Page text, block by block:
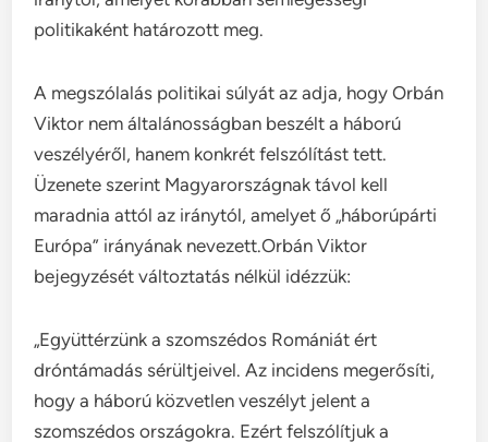
politikaként határozott meg.
A megszólalás politikai súlyát az adja, hogy Orbán
Viktor nem általánosságban beszélt a háború
veszélyéről, hanem konkrét felszólítást tett.
Üzenete szerint Magyarországnak távol kell
maradnia attól az iránytól, amelyet ő „háborúpárti
Európa” irányának nevezett.Orbán Viktor
bejegyzését változtatás nélkül idézzük:
„Együttérzünk a szomszédos Romániát ért
dróntámadás sérültjeivel. Az incidens megerősíti,
hogy a háború közvetlen veszélyt jelent a
szomszédos országokra. Ezért felszólítjuk a